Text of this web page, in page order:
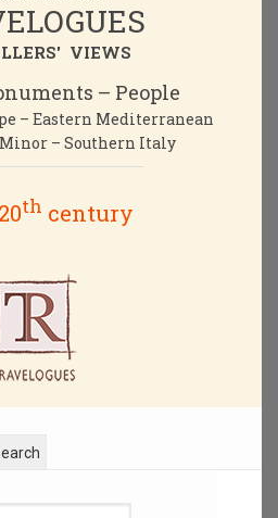
VIEWS
– People
– Eastern Mediterranean
Minor – Southern Italy
th century